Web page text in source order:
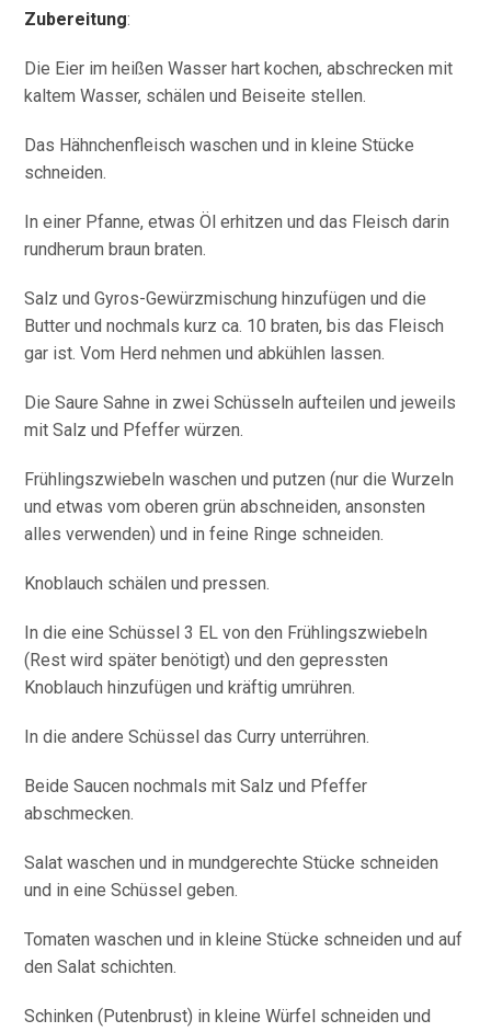
Zubereitung:
Die Eier im heißen Wasser hart kochen, abschrecken mit
kaltem Wasser, schälen und Beiseite stellen.
Das Hähnchenfleisch waschen und in kleine Stücke
schneiden.
In einer Pfanne, etwas Öl erhitzen und das Fleisch darin
rundherum braun braten.
Salz und Gyros-Gewürzmischung hinzufügen und die
Butter und nochmals kurz ca. 10 braten, bis das Fleisch
gar ist. Vom Herd nehmen und abkühlen lassen.
Die Saure Sahne in zwei Schüsseln aufteilen und jeweils
mit Salz und Pfeffer würzen.
Frühlingszwiebeln waschen und putzen (nur die Wurzeln
und etwas vom oberen grün abschneiden, ansonsten
alles verwenden) und in feine Ringe schneiden.
Knoblauch schälen und pressen.
In die eine Schüssel 3 EL von den Frühlingszwiebeln
(Rest wird später benötigt) und den gepressten
Knoblauch hinzufügen und kräftig umrühren.
In die andere Schüssel das Curry unterrühren.
Beide Saucen nochmals mit Salz und Pfeffer
abschmecken.
Salat waschen und in mundgerechte Stücke schneiden
und in eine Schüssel geben.
Tomaten waschen und in kleine Stücke schneiden und auf
den Salat schichten.
Schinken (Putenbrust) in kleine Würfel schneiden und